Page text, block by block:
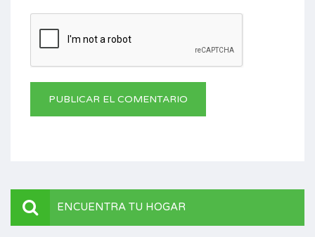
ENCUENTRA TU HOGAR